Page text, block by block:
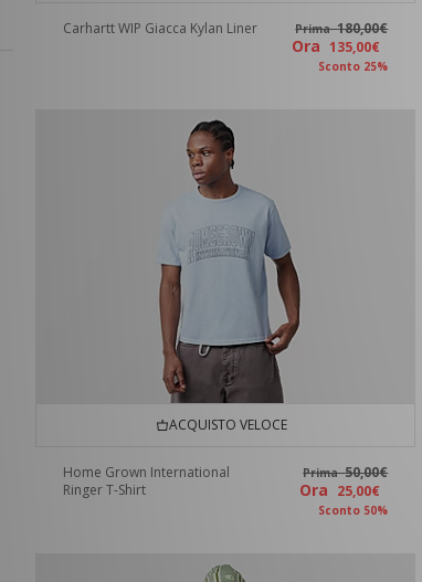
Carhartt WIP Giacca Kylan Liner Prima180,00€
Ora135,00€
Sconto 25%
ACQUISTO VELOCE
Home Grown International
Ringer T-Shirt
Prima50,00€
Ora 25,00€
Sconto 50%